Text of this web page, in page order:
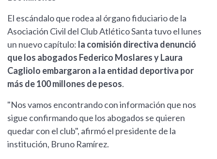
El escándalo que rodea al órgano fiduciario de la
Asociación Civil del Club Atlético Santa tuvo el lunes
un nuevo capítulo: la comisión directiva denunció
que los abogados Federico Moslares y Laura
Cagliolo embargaron a la entidad deportiva por
más de 100 millones de pesos.
"Nos vamos encontrando con información que nos
sigue confirmando que los abogados se quieren
quedar con el club", afirmó el presidente de la
institución, Bruno Ramírez.